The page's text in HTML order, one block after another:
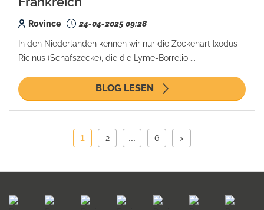
Rovince 24-04-2025 09:28
In den Niederlanden kennen wir nur die Zeckenart Ixodus
Ricinus (Schafszecke), die die Lyme-Borrelio ...
BLOG LESEN
1 2 6 >